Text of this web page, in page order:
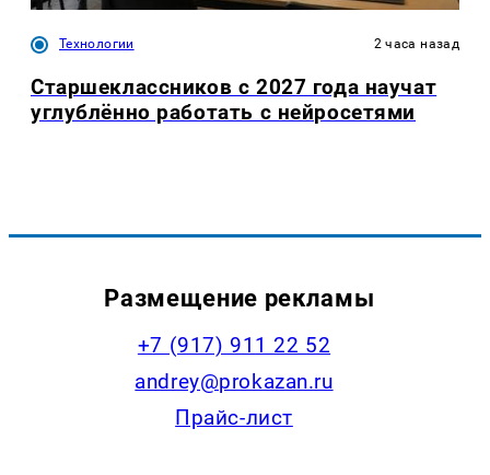
Технологии 2 часа назад
Старшеклассников с 2027 года научат
углублённо работать с нейросетями
Размещение рекламы
+7 (917) 911 22 52
andrey@prokazan.ru
Прайс-лист